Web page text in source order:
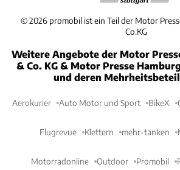
©2026 promobil ist ein Teil der Motor
Co.KG
Weitere Angebote der Motor
& Co. KG & Motor Presse
und deren
Aerokurier Auto Motor und Sport BikeX
Flugrevue Klettern mehr-tanken
Motorradonline Outdoor Promobil